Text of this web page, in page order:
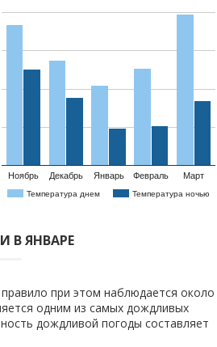
Температура днем Температура ночью
Ноябрь Декабрь Январь Февраль Март
ЯНВАРЕ
при этом наблюдается около
одним из самых дождливых
дождливой погоды составляет